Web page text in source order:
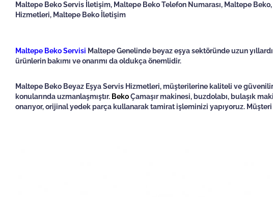
Maltepe Beko Servis İletişim, Maltepe Beko Telefon Numarası, Maltepe
Hizmetleri, Maltepe Beko İletişim
Maltepe Beko Servisi Maltepe Genelinde beyaz eşya sektöründe uzun
ürünlerin bakımı ve onarımı da oldukça önemlidir.
Maltepe Beko Beyaz Eşya Servis Hizmetleri, müşterilerine kaliteli ve
konularında uzmanlaşmıştır. BekoÇamaşır makinesi, buzdolabı, bulaşık
onarıyor, orijinal yedek parça kullanarak tamirat işleminizi yapıyoruz.